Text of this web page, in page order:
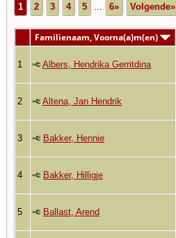
1 2 3 4 5 6» Volgende»
Familienaam, Voorna(a)m(en)
1 Albers, Hendrika Gerritdina
2 Altena, Jan Hendrik
3 Bakker, Hennie
4 Bakker, Hilligje
5 Ballast, Arend